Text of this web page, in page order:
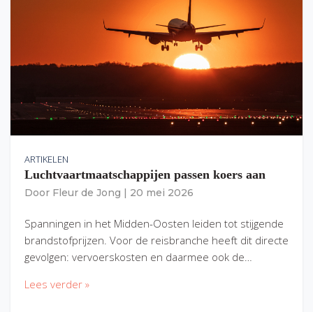
ARTIKELEN
Luchtvaartmaatschappijen passen koers aan
Door Fleur de Jong 20 mei 2026
Spanningen in het Midden-Oosten leiden tot stijgende
brandstofprijzen. Voor de reisbranche heeft dit directe
gevolgen: vervoerskosten en daarmee ook de…
Lees verder »